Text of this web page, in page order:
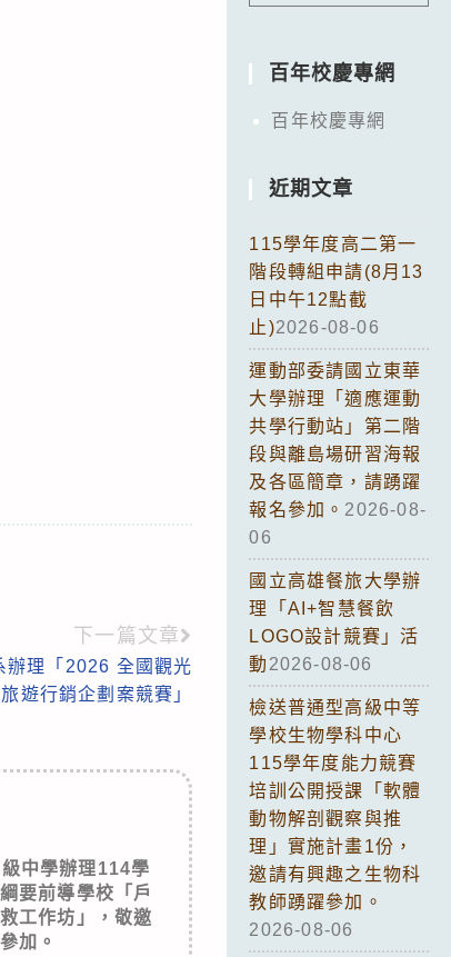
下一篇文章
辦理「2026 全國觀光
旅遊行銷企劃案競賽」
中學辦理114學
要前導學校「戶
工作坊」，敬邀
加。
百年校慶專網
百年校慶專網
近期文章
115學年度高二第一
階段轉組申請(8月13
日中午12點截
止)2026-08-06
運動部委請國立東華
大學辦理「適應運動
共學行動站」第二階
段與離島場研習海報
及各區簡章，請踴躍
報名參加。 2026-08-
06
國立高雄餐旅大學辦
理「AI+智慧餐飲
LOGO設計競賽」活
動 2026-08-06
檢送普通型高級中等
學校生物學科中心
115學年度能力競賽
培訓公開授課「軟體
動物解剖觀察與推
理」實施計畫1份，
邀請有興趣之生物科
教師踴躍參加。
2026-08-06